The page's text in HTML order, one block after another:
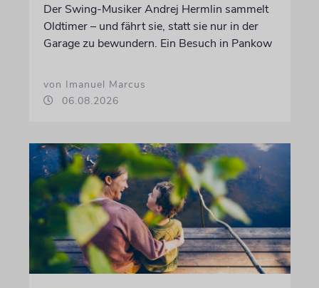
Der Swing-Musiker Andrej Hermlin sammelt
Oldtimer – und fährt sie, statt sie nur in der
Garage zu bewundern. Ein Besuch in Pankow
von Imanuel Marcus
06.08.2026